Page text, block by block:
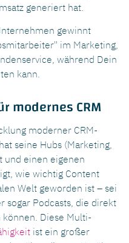
generiert hat.
gewinnt
im Marketing,
während Dein
kann.
modernes CRM
moderner CRM-
seine Hubs (Marketing,
und einen eigenen
wie wichtig Content
Welt geworden ist – sei
sogar Podcasts, die direkt
Diese Multi-
ist ein großer